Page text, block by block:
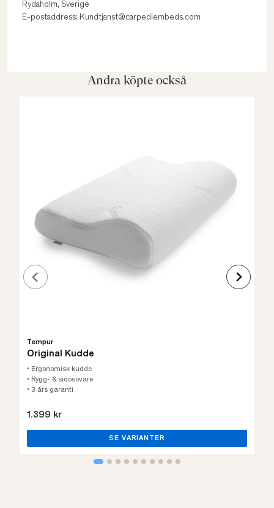
Rydaholm, Sverige
E-postaddress: Kundtjanst@carpediembeds.com
Andra köpte också
Tempur
Original Kudde
• Ergonomisk kudde
• Rygg- & sidosovare
• 3 års garanti
1.399 kr
SE VARIANTER